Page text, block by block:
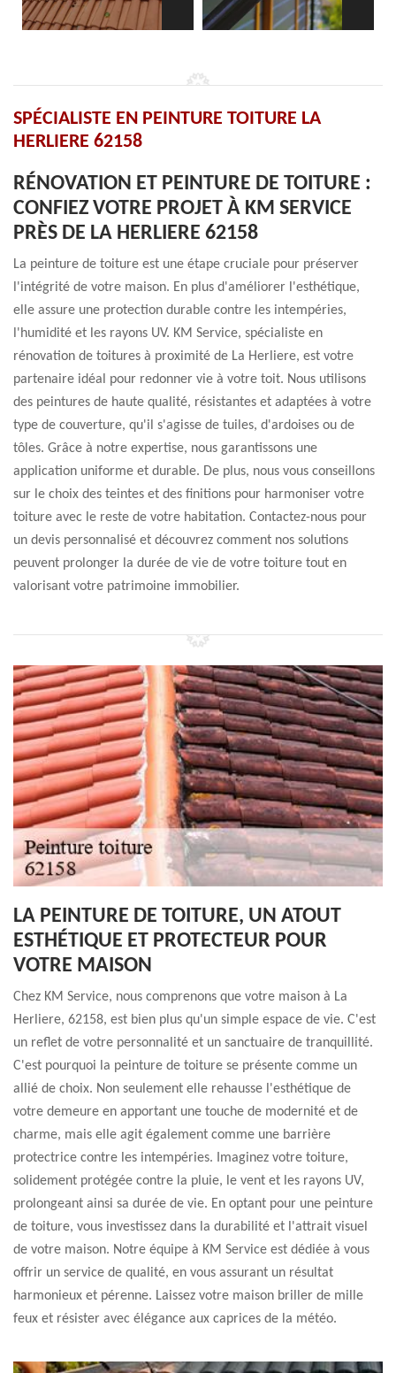
SPÉCIALISTE EN PEINTURE TOITURE LA
HERLIERE 62158
RÉNOVATION ET PEINTURE DE TOITURE :
CONFIEZ VOTRE PROJET À KM SERVICE
PRÈS DE LA HERLIERE 62158
La peinture de toiture est une étape cruciale pour préserver
l'intégrité de votre maison. En plus d'améliorer l'esthétique,
elle assure une protection durable contre les intempéries,
l'humidité et les rayons UV. KM Service, spécialiste en
rénovation de toitures à proximité de La Herliere, est votre
partenaire idéal pour redonner vie à votre toit. Nous utilisons
des peintures de haute qualité, résistantes et adaptées à votre
type de couverture, qu'il s'agisse de tuiles, d'ardoises ou de
tôles. Grâce à notre expertise, nous garantissons une
application uniforme et durable. De plus, nous vous conseillons
sur le choix des teintes et des finitions pour harmoniser votre
toiture avec le reste de votre habitation. Contactez-nous pour
un devis personnalisé et découvrez comment nos solutions
peuvent prolonger la durée de vie de votre toiture tout en
valorisant votre patrimoine immobilier.
LA PEINTURE DE TOITURE, UN ATOUT
ESTHÉTIQUE ET PROTECTEUR POUR
VOTRE MAISON
Chez KM Service, nous comprenons que votre maison à La
Herliere, 62158, est bien plus qu'un simple espace de vie. C'est
un reflet de votre personnalité et un sanctuaire de tranquillité.
C'est pourquoi la peinture de toiture se présente comme un
allié de choix. Non seulement elle rehausse l'esthétique de
votre demeure en apportant une touche de modernité et de
charme, mais elle agit également comme une barrière
protectrice contre les intempéries. Imaginez votre toiture,
solidement protégée contre la pluie, le vent et les rayons UV,
prolongeant ainsi sa durée de vie. En optant pour une peinture
de toiture, vous investissez dans la durabilité et l'attrait visuel
de votre maison. Notre équipe à KM Service est dédiée à vous
offrir un service de qualité, en vous assurant un résultat
harmonieux et pérenne. Laissez votre maison briller de mille
feux et résister avec élégance aux caprices de la météo.